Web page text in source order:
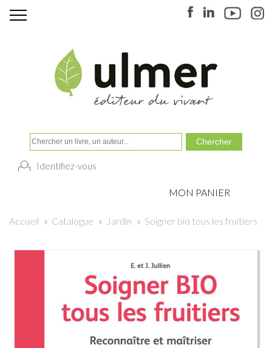
Identifiez-vous
MON PANIER
Accueil » Catalogue » Jardin » Soigner bio tous les fruitiers